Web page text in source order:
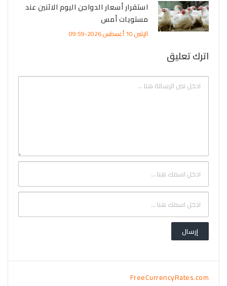
استقرار أسعار الدواجن اليوم الاثنين عند
مستويات أمس
الإثنين 10 أغسطس 2026-09:59
اترك تعليق
FreeCurrencyRates.com